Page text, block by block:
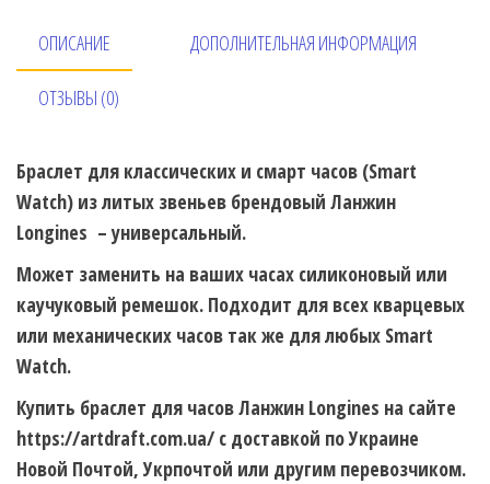
ОПИСАНИЕ ДОПОЛНИТЕЛЬНАЯ ИНФОРМАЦИЯ
ОТЗЫВЫ (0)
Браслет для классических и смарт часов (Smart
Watch) из литых звеньев брендовый Ланжин
Longines – универсальный.
Может заменить на ваших часах силиконовый или
каучуковый ремешок. Подходит для всех кварцевых
или механических часов так же для любых Smart
Watch.
Купить браслет для часов Ланжин Longines на сайте
https://artdraft.com.ua/ с доставкой по Украине
Новой Почтой, Укрпочтой или другим перевозчиком.